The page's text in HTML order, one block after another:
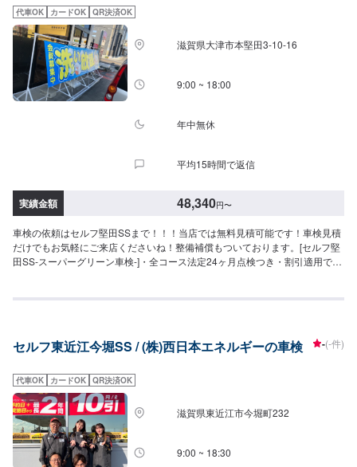
----------------------------------------→[合計]47,940円-小型自動車(〜1,000kg)-（ミ
ラージュ,デリカ：D2など）車検基本料22,000円各種法定料金合計35,850円--
---------------------------------------→[合計]57,850円-中型自動車(1,001〜1,500kg)-
（カローラスポーツ,エスクードなど）車検基本料22,000円各種法定料金合計
44,050円-----------------------------------------→[合計]66,050円-大型自動車
(1,501〜2,000kg)-（レクサスNX,ランディなど）車検基本料22,000円各種法
定料金合計52,250円-----------------------------------------→[合計]74,250円≪支払い
≪注意事項≫・記載してある車種はあくまで一例です（グレード等によって
代車OK カードOK QR決済OK
滋賀県大津市本堅田3-10-16
9:00 ~ 18:00
年中無休
平均15時間で返信
実績金額 48,340円〜
車検の依頼はセルフ堅田SSまで！！！当店では無料見積可能です！車検見積
だけでもお気軽にご来店くださいね！整備補償もついております。[セルフ堅
田SS-スーパーグリーン車検-]・全コース法定24ヶ月点検つき・割引適用で最
ト！！◇[特典１]（ご予約から最長２年間）ガソリン・軽油[１０円／L]引き
格≫-軽自動車-（ジムニー,N-WGNなど）車検基本料22,000円各種法定料金合
1,000kg)-（デミオ,フィットなど）車検基本料22,000円各種法定料金合計
36,250円-----------------------------------------→[合計]58,250円-中型自動車
(1,001〜1,500kg)-（86ハチロク,エクストレイルなど）車検基本料22,000円
各種法定料金合計44,450円-----------------------------------------→[合計]66,450円-
大型自動車(1,501〜2,000kg)-（ノア,CX-60など）車検基本料22,000円各種法
定料金合計52,750円-----------------------------------------→[合計]74,750円≪支払い
方法について≫車検基本料については、クレジット使用できます。≪注意事
セルフ東近江今堀SS / (株)西日本エネルギーの車検 -(-件)
代車OK カードOK QR決済OK
滋賀県東近江市今堀町232
9:00 ~ 18:30